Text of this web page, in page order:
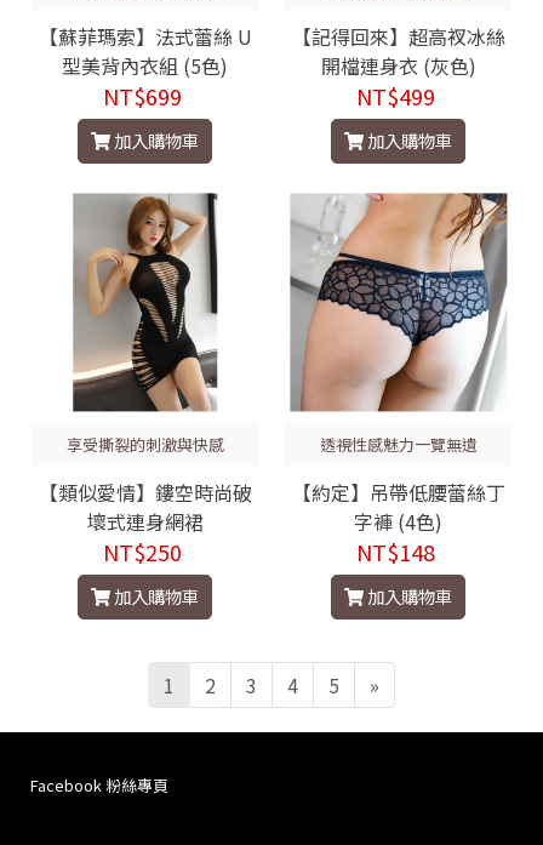
【蘇菲瑪索】法式蕾絲 U
型美背內衣組 (5色)
NT$699
加入購物車
【記得回來】超高衩冰絲
開檔連身衣 (灰色)
NT$499
加入購物車
享受撕裂的刺激與快感
【類似愛情】鏤空時尚破
壞式連身網裙
NT$250
加入購物車
透視性感魅力一覽無遺
【約定】吊帶低腰蕾絲丁
字褲 (4色)
NT$148
加入購物車
1 2 3 4 5 »
Facebook 粉絲專頁